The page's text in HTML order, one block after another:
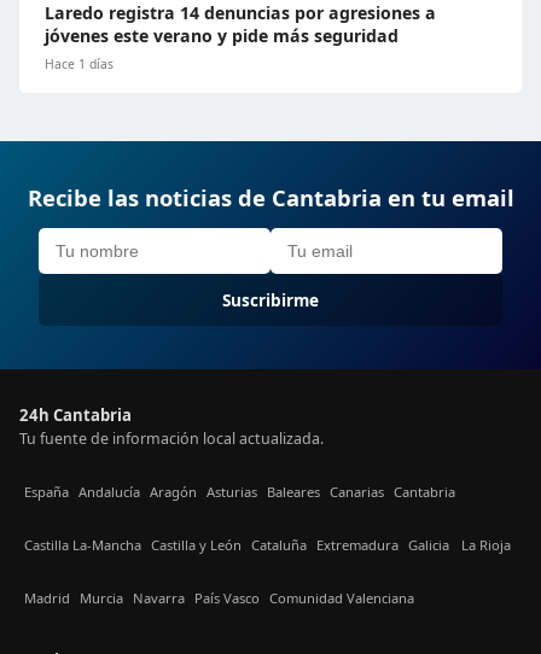
Laredo registra 14 denuncias por agresiones a
jóvenes este verano y pide más seguridad
Hace 1 días
Recibe las noticias de Cantabria en tu email
Suscribirme
24h Cantabria
Tu fuente de información local actualizada.
España Andalucía Aragón Asturias Baleares Canarias Cantabria
Castilla La-Mancha Castilla y León Cataluña Extremadura Galicia La Rioja
Madrid Murcia Navarra País Vasco Comunidad Valenciana